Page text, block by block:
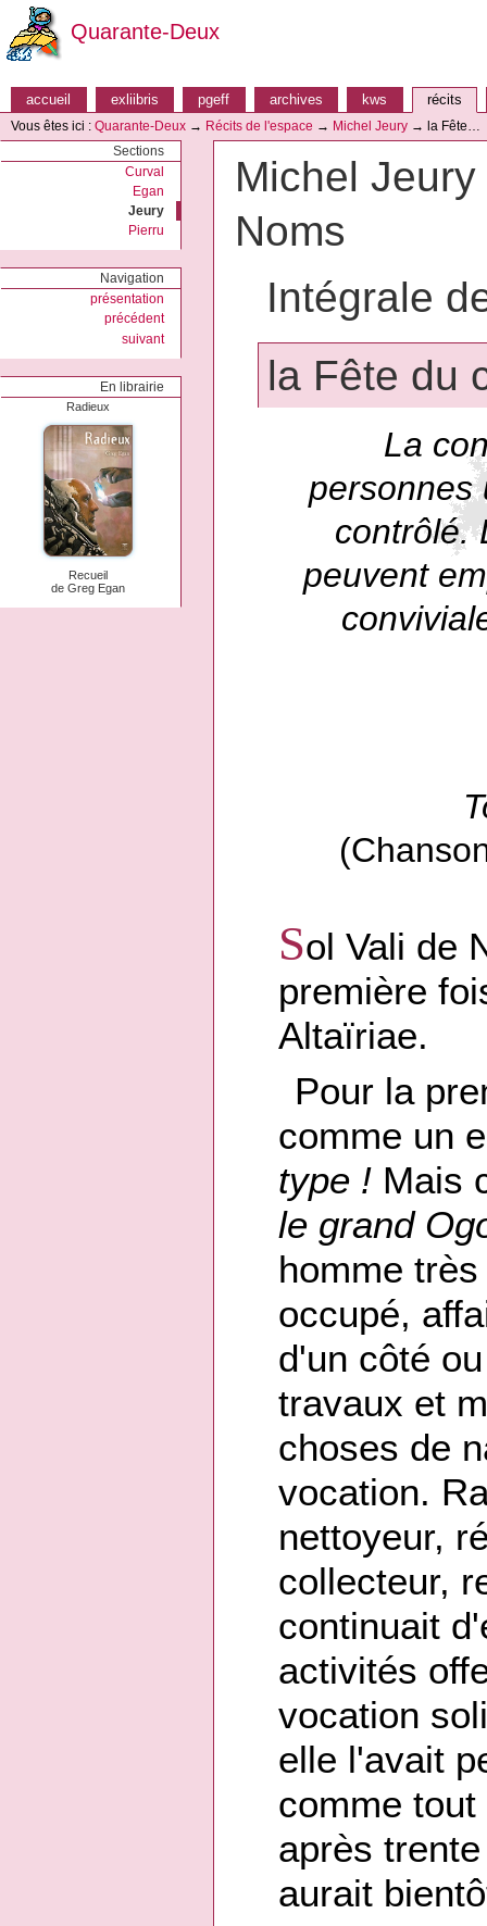
Quarante-Deux
accueil exliibris pgeff archives kws récits
Vous êtes ici : Quarante-Deux → Récits de l'espace → Michel Jeury → la Fête…
Sections
Curval
Egan
Jeury
Pierru
Navigation
présentation
précédent
suivant
En librairie
Radieux
Recueil
de Greg Egan
Michel
Noms
Intégrale
la Fête du
La
personnes
contrôlé.
peuvent
Sol Vali de
première
Altaïriae.
Pour la
comme un
type ! Mais
le grand
homme
occupé,
d'un côté
travaux et
choses de
vocation.
nettoyeur,
collecteur,
continuait
activités
vocation
elle l'avait
comme
après
aurait